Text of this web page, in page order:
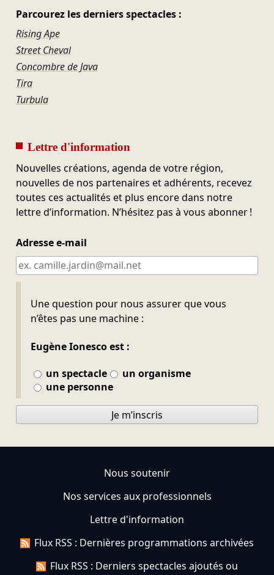
Parcourez les derniers spectacles :
Rising Ape
Street Cheval
Concombre de Java
Tira
Turbula
Lettre d'information
Nouvelles créations, agenda de votre région,
nouvelles de nos partenaires et adhérents, recevez
toutes ces actualités et plus encore dans notre
lettre d’information. N’hésitez pas à vous abonner !
Adresse e-mail
Une question pour nous assurer que vous
n’êtes pas une machine :
Eugène Ionesco est :
un spectacle
un organisme
une personne
Ne pas remplir
Je m’inscris
Nous soutenir
Nos services aux professionnels
Lettre d'information
Flux RSS : Dernières programmations archivées
Flux RSS : Derniers spectacles ajoutés ou